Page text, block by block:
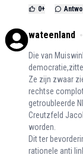
0+
wateenland
Die van
Ze zijn zwaar
rechtse
getroubleerde
Creutzfeld
worden.
Dit ter
rationele anti